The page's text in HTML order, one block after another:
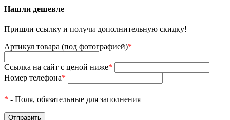
Нашли дешевле
Пришли ссылку и получи дополнительную скидку!
Артикул товара (под фотографией)*
Ссылка на сайт с ценой ниже*
Номер телефона*
* - Поля, обязательные для заполнения